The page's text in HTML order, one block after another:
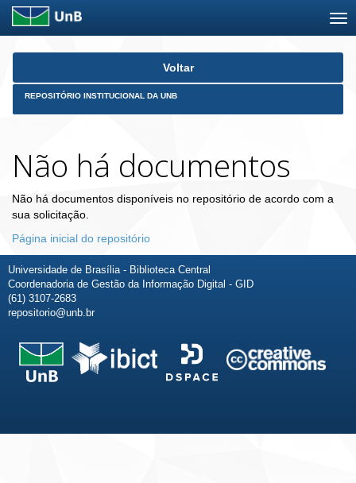
Skip
Voltar
REPOSITÓRIO INSTITUCIONAL DA UNB
Não há documentos
Não há documentos disponíveis no repositório de acordo com a
sua solicitação.
Página inicial do repositório
Universidade de Brasília - Biblioteca Central
Coordenadoria de Gestão da Informação Digital - GID
(61) 3107-2683
repositorio@unb.br